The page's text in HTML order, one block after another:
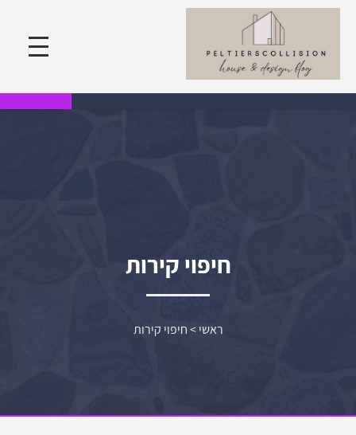
חיפוי קירות
ראשי>חיפוי קירות